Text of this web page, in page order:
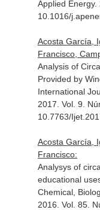
Applied Energy.
10.1016/
Acosta García,
Francisco,
Analysis of
Provided by
International
2017. Vol. 9.
10.7763/
Acosta García,
Francisco:
Analysys of
educational
Chemical,
2016. Vol. 85.